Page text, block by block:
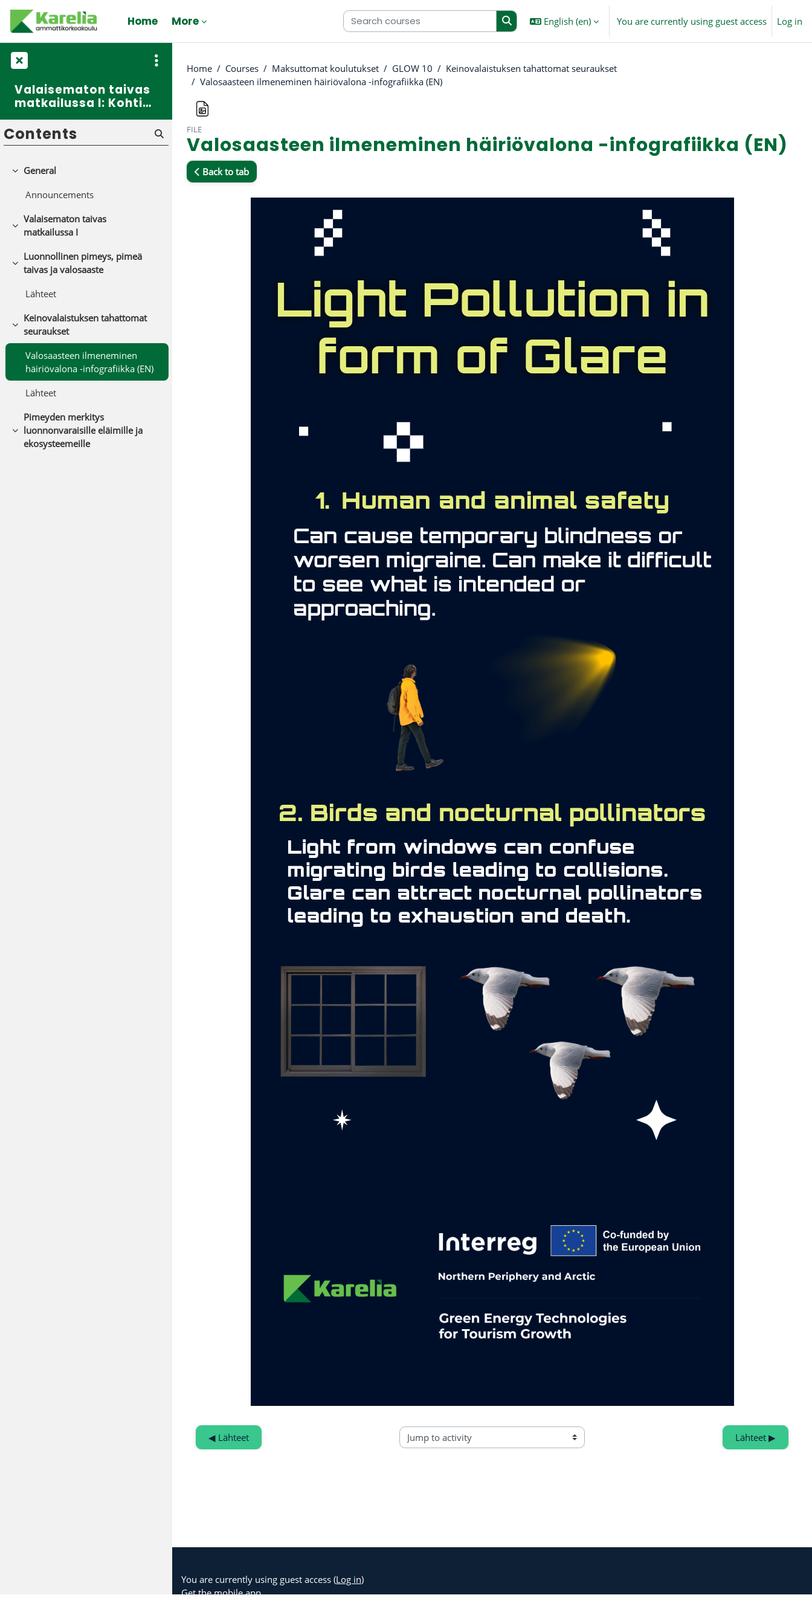
Home More English ‎(en)‎ You are currently using guest access Log in
Home Courses Maksuttomat koulutukset GLOW 10
Keinovalaistuksen tahattomat seuraukset
Valosaasteen ilmeneminen häiriövalona -infografiikka (EN)
FILE
Valosaasteen ilmeneminen häiriövalona -infografiikka (EN)
Back to tab
◀︎ Lähteet Jump to activity Lähteet ▶︎
You are currently using guest access (Log in)
Get the mobile app
Valaisematon taivas
matkailussa I: Kohti
luonnollista valoa,
valosaastetta ja
pimeyttä
Contents
Collapse
General
Announcements
Collapse
Valaisematon taivas
matkailussa I
Collapse
Luonnollinen pimeys, pimeä
taivas ja valosaaste
Lähteet
Collapse
Keinovalaistuksen tahattomat
seuraukset
Valosaasteen ilmeneminen
häiriövalona -infografiikka (EN)
Lähteet
Collapse
Pimeyden merkitys
luonnonvaraisille eläimille ja
ekosysteemeille